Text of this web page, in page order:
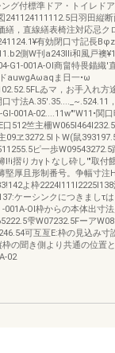
グ付標準ドア・トイレド
241124111112.5日羽田縦
繕，直線繕表椅注対応忌ク
有効閉口寸記長
側W刊a243lIi和風戸襖
G1-001A-Ol商畠特畏錨織'
auwgAωaqま日一•ω
ゐマ，お手入れ方
寸法A.35'.35...._~.524.11
001A-02....11w"'W11•関
512竺主柵
09ヱ3272.5IトW(鼠
ピ一歩W09543272.5
摺りカγトなし砕し'"取付
堅厚且形制番号。争幅寸注
よ枠2224I111I2225I138
ケーシンクにつきましτ
001A-Ol枠からの本体出寸
雫W07232.5Fーア
可互亙E:枠の見込み寸
の聞き側より共通の位置
02